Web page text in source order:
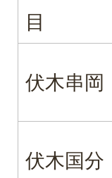
目
伏木串岡
伏木国分